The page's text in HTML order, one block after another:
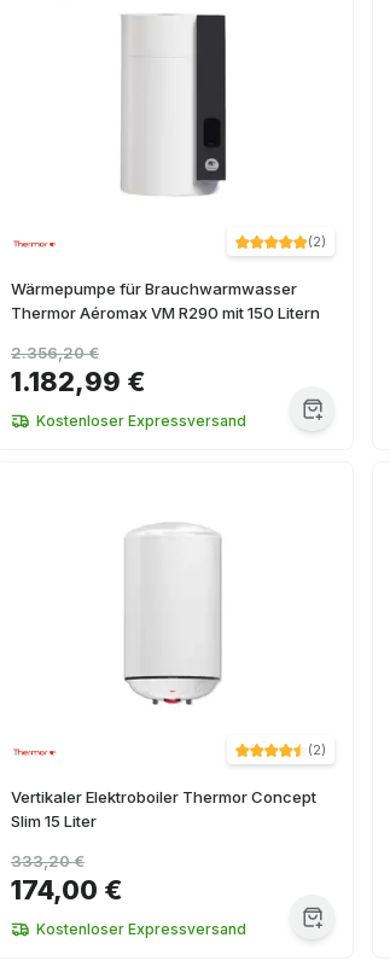
(2)
Wärmepumpe für Brauchwarmwasser
Thermor Aéromax VM R290 mit 150 Litern
1.182,99 €
2.356,20 €
Kostenloser Expressversand
(2)
Vertikaler Elektroboiler Thermor Concept
Slim 15 Liter
174,00 €
333,20 €
Kostenloser Expressversand